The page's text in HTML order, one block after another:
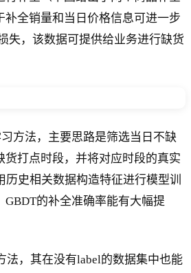
补全销量和当日价格信息可进一步
失，该数据可提供给业务进行缺货
方法，主要思路是筛选当日不缺
货打点时段，并将对应时段的真实
历史相关数据构造特征进行模型训
的补全准确率能有大幅提
法，其在没有label的数据集中也能